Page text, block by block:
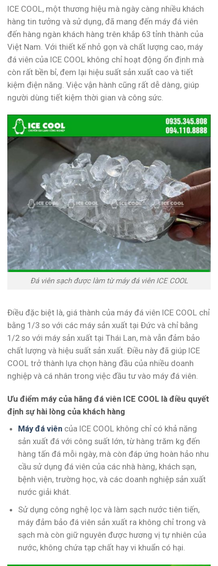
ICE COOL, một thương hiệu mà ngày càng nhiều khách
hàng tin tưởng và sử dụng, đã mang đến máy đá viên
đến hàng ngàn khách hàng trên khắp 63 tỉnh thành của
Việt Nam. Với thiết kế nhỏ gọn và chất lượng cao, máy
đá viên của ICE COOL không chỉ hoạt động ổn định mà
còn rất bền bỉ, đem lại hiệu suất sản xuất cao và tiết
kiệm điện năng. Việc vận hành cũng rất dễ dàng, giúp
người dùng tiết kiệm thời gian và công sức.
Đá viên sạch được làm từ máy đá viên ICE COOL
Điều đặc biệt là, giá thành của máy đá viên ICE COOL chỉ
bằng 1/3 so với các máy sản xuất tại Đức và chỉ bằng
1/2 so với máy sản xuất tại Thái Lan, mà vẫn đảm bảo
chất lượng và hiệu suất sản xuất. Điều này đã giúp ICE
COOL trở thành lựa chọn hàng đầu của nhiều doanh
nghiệp và cá nhân trong việc đầu tư vào máy đá viên.
Ưu điểm máy của hãng đá viên ICE COOL là điều quyết
định sự hài lòng của khách hàng
Máy đá viêncủa ICE COOL không chỉ có khả năng
sản xuất đá với công suất lớn, từ hàng trăm kg đến
hàng tấn đá mỗi ngày, mà còn đáp ứng hoàn hảo nhu
cầu sử dụng đá viên của các nhà hàng, khách sạn,
bệnh viện, trường học, và các doanh nghiệp sản xuất
nước giải khát.
Sử dụng công nghệ lọc và làm sạch nước tiên tiến,
máy đảm bảo đá viên sản xuất ra không chỉ trong và
sạch mà còn giữ nguyên được hương vị tự nhiên của
nước, không chứa tạp chất hay vi khuẩn có hại.